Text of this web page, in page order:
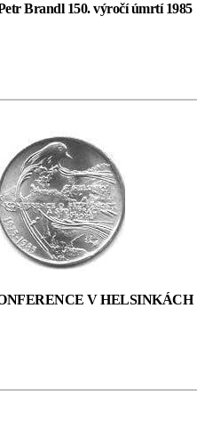
Brandl 150. výročí úmrtí 1985
V HELSINKÁCH